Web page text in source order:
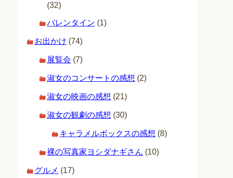
(32)
バレンタイン (1)
お出かけ (74)
展覧会 (7)
淑女のコンサートの感想 (2)
淑女の映画の感想 (21)
淑女の観劇の感想 (30)
キャラメルボックスの感想 (8)
裸の写真家ヨシダナギさん (10)
グルメ (17)